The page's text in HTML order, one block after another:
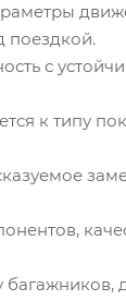
поездкой.
с
к типу
багажников,